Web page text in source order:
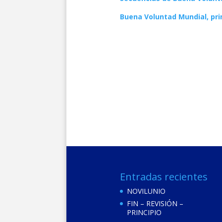
Buena Voluntad Mundial,
Entradas recientes
NOVILUNIO
FIN – REVISIÓN –
PRINCIPIO